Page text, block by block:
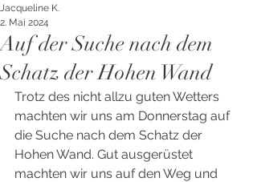
Auf der Suche nach dem
Schatz der Hohen Wand
Jacqueline K.
2. Mai 2024
Trotz des nicht allzu guten Wetters
machten wir uns am Donnerstag auf
die Suche nach dem Schatz der
Hohen Wand. Gut ausgerüstet
machten wir uns auf den Weg und